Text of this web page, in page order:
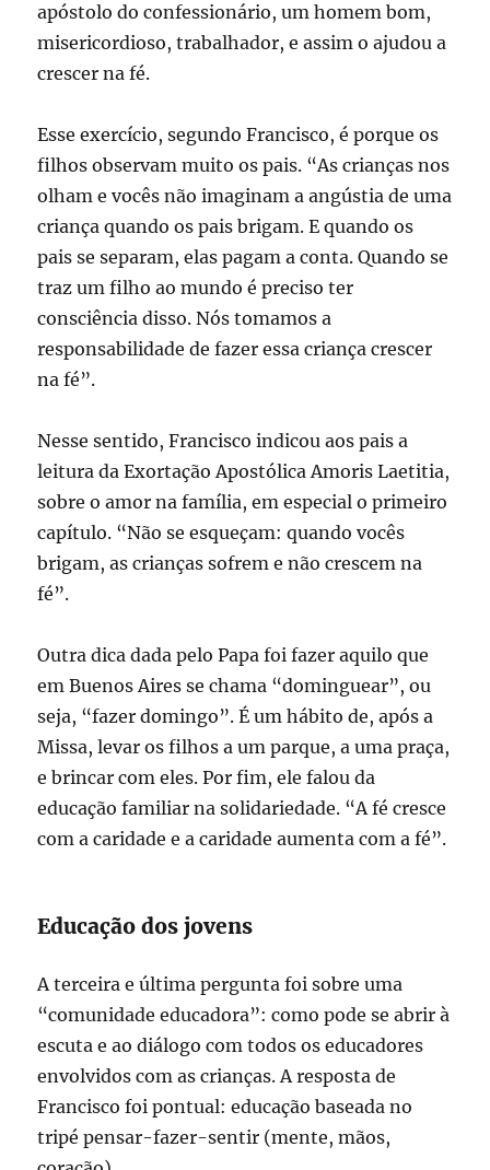
apóstolo do confessionário, um homem bom,
misericordioso, trabalhador, e assim o ajudou a
crescer na fé.
Esse exercício, segundo Francisco, é porque os
filhos observam muito os pais. “As crianças nos
olham e vocês não imaginam a angústia de uma
criança quando os pais brigam. E quando os
pais se separam, elas pagam a conta. Quando se
traz um filho ao mundo é preciso ter
consciência disso. Nós tomamos a
responsabilidade de fazer essa criança crescer
na fé”.
Nesse sentido, Francisco indicou aos pais a
leitura da Exortação Apostólica Amoris Laetitia,
sobre o amor na família, em especial o primeiro
capítulo. “Não se esqueçam: quando vocês
brigam, as crianças sofrem e não crescem na
fé”.
Outra dica dada pelo Papa foi fazer aquilo que
em Buenos Aires se chama “dominguear”, ou
seja, “fazer domingo”. É um hábito de, após a
Missa, levar os filhos a um parque, a uma praça,
e brincar com eles. Por fim, ele falou da
educação familiar na solidariedade. “A fé cresce
com a caridade e a caridade aumenta com a fé”.
Educação dos jovens
A terceira e última pergunta foi sobre uma
“comunidade educadora”: como pode se abrir à
escuta e ao diálogo com todos os educadores
envolvidos com as crianças. A resposta de
Francisco foi pontual: educação baseada no
tripé pensar-fazer-sentir (mente, mãos,